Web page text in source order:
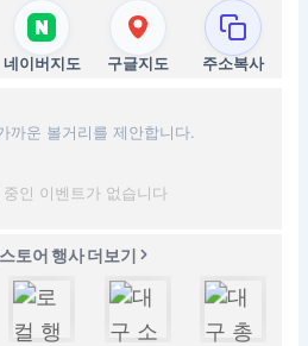
네이버지도 구글지도 주소복사
까운 볼거리를 제안합니다.
인 이벤트가 없습니다
토어 행사 더보기